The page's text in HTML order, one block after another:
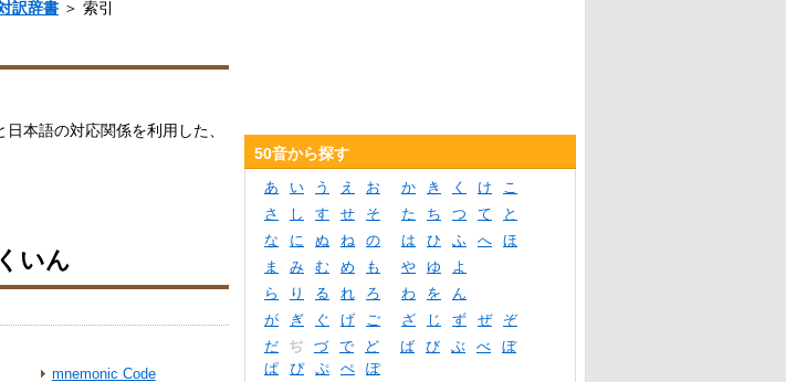
訳辞書 ＞ 索引
本語の対応関係を利用した、
いん
mnemonic Code
50音から探す
あ い う え お か き く け
こ
さ
し す せ そ た ち つ て
と
な
に ぬ ね の は ひ ふ へ
ほ
ま
み む め も や ゆ
よ
ら
り る れ ろ わ を
ん
が
ぎ ぐ げ ご ざ じ ず ぜ
ぞ
だ
ぢ づ で ど ば び ぶ べ
ぼ
ぱ
ぴ ぷ ぺ ぽ